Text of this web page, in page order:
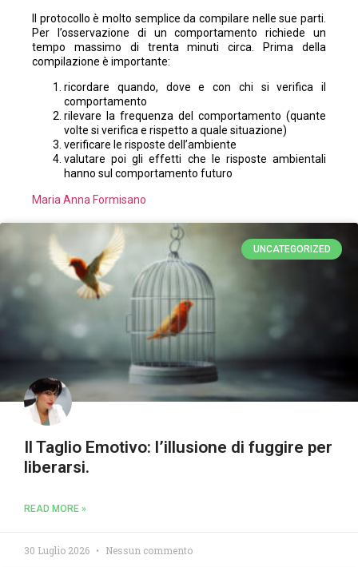
Il protocollo è molto semplice da compilare nelle sue parti.
Per l’osservazione di un comportamento richiede un
tempo massimo di trenta minuti circa. Prima della
compilazione è importante:
ricordare quando, dove e con chi si verifica il
comportamento
rilevare la frequenza del comportamento (quante
volte si verifica e rispetto a quale situazione)
verificare le risposte dell’ambiente
valutare poi gli effetti che le risposte ambientali
hanno sul comportamento futuro
Maria Anna Formisano
UNCATEGORIZED
Il Taglio Emotivo: l’illusione di fuggire per
liberarsi.
READ MORE »
30 Luglio 2026 Nessun commento